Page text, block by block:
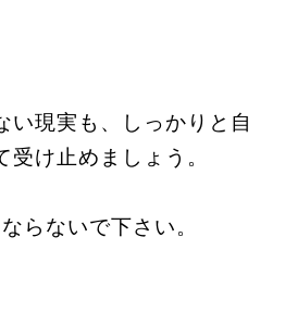
い現実も、しっかりと自
受け止めましょう。
らないで下さい。